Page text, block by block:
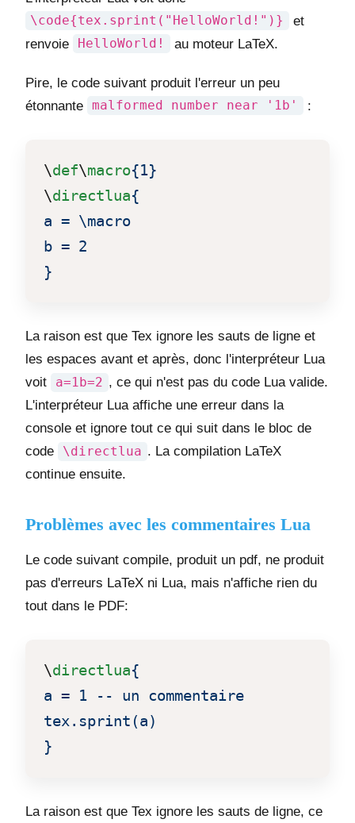
\code{tex.sprint("HelloWorld!")}
et
renvoie
HelloWorld! au moteur LaTeX.
Pire, le code suivant produit l'erreur un peu
étonnante malformed number near '1b' :
\def\macro{1}
\directlua{
a = \macro
b = 2
}
La raison est que Tex ignore les sauts de ligne et
les espaces avant et après, donc l'interpréteur Lua
voit
a=1b=2 , ce qui n'est pas du code Lua valide.
L'interpréteur Lua affiche une erreur dans la
console et ignore tout ce qui suit dans le bloc de
code
\directlua . La compilation LaTeX
continue ensuite.
Problèmes avec les commentaires Lua
Le code suivant compile, produit un pdf, ne produit
pas d'erreurs LaTeX ni Lua, mais n'affiche rien du
tout dans le PDF:
\directlua{
a = 1 -- un commentaire
tex.sprint(a)
}
La raison est que Tex ignore les sauts de ligne, ce